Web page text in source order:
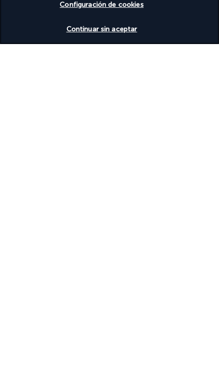
SÍGUENOS
Configuración de cookies
Continuar sin aceptar